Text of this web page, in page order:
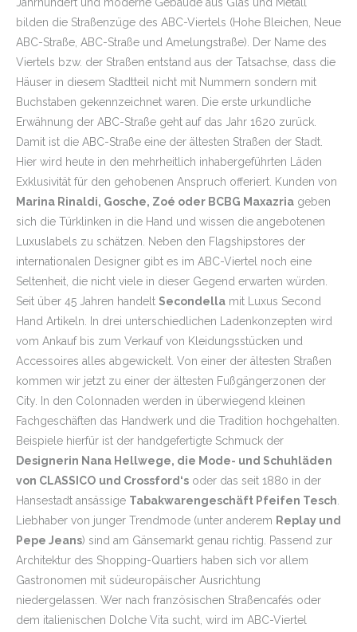
bilden die Straßenzüge des ABC-Viertels (Hohe Bleichen, Neue
ABC-Straße, ABC-Straße und Amelungstraße). Der Name des
Viertels bzw. der Straßen entstand aus der Tatsachse, dass die
Häuser in diesem Stadtteil nicht mit Nummern sondern mit
Buchstaben gekennzeichnet waren. Die erste urkundliche
Erwähnung der ABC-Straße geht auf das Jahr 1620 zurück.
Damit ist die ABC-Straße eine der ältesten Straßen der Stadt.
Hier wird heute in den mehrheitlich inhabergeführten Läden
Exklusivität für den gehobenen Anspruch offeriert. Kunden von
Marina Rinaldi, Gosche, Zoé oder BCBG Maxazria geben
sich die Türklinken in die Hand und wissen die angebotenen
Luxuslabels zu schätzen. Neben den Flagshipstores der
internationalen Designer gibt es im ABC-Viertel noch eine
Seltenheit, die nicht viele in dieser Gegend erwarten würden.
Seit über 45 Jahren handelt Secondella mit Luxus Second
Hand Artikeln. In drei unterschiedlichen Ladenkonzepten wird
vom Ankauf bis zum Verkauf von Kleidungsstücken und
Accessoires alles abgewickelt. Von einer der ältesten Straßen
kommen wir jetzt zu einer der ältesten Fußgängerzonen der
City. In den Colonnaden werden in überwiegend kleinen
Fachgeschäften das Handwerk und die Tradition hochgehalten.
Beispiele hierfür ist der handgefertigte Schmuck der
Designerin Nana Hellwege, die Mode- und Schuhläden
von CLASSICO und Crossford‘s oder das seit 1880 in der
Hansestadt ansässige Tabakwarengeschäft Pfeifen Tesch
Liebhaber von junger Trendmode (unter anderem Replay und
Pepe Jeans) sind am Gänsemarkt genau richtig. Passend zur
Architektur des Shopping-Quartiers haben sich vor allem
Gastronomen mit südeuropäischer Ausrichtung
niedergelassen. Wer nach französischen Straßencafés oder
dem italienischen Dolche Vita sucht, wird im ABC-Viertel